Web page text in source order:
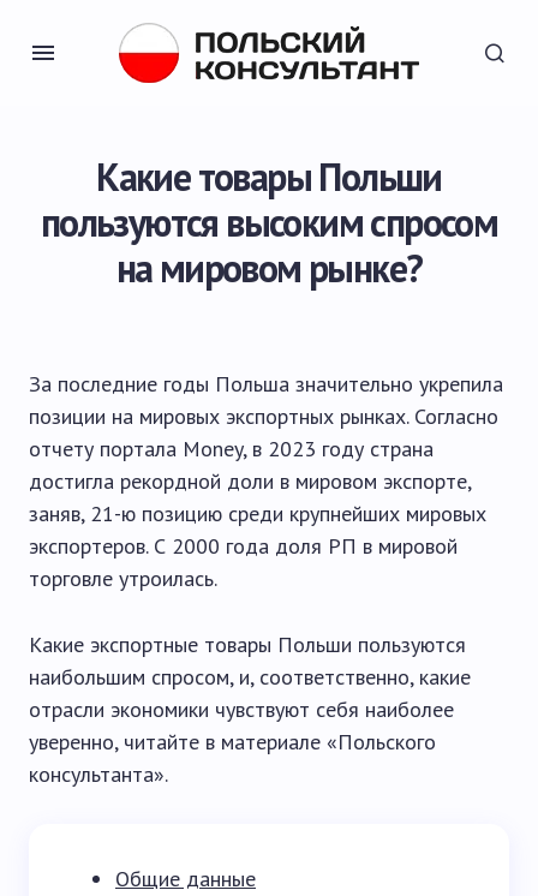
Какие товары Польши
пользуются высоким спросом
на мировом рынке?
За последние годы Польша значительно укрепила
позиции на мировых экспортных рынках. Согласно
отчету портала Money, в 2023 году страна
достигла рекордной доли в мировом экспорте,
заняв, 21-ю позицию среди крупнейших мировых
экспортеров. С 2000 года доля РП в мировой
торговле утроилась.
Какие экспортные товары Польши пользуются
наибольшим спросом, и, соответственно, какие
отрасли экономики чувствуют себя наиболее
уверенно, читайте в материале «Польского
консультанта».
Общие данные